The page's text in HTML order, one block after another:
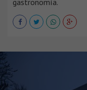
gastronomía.